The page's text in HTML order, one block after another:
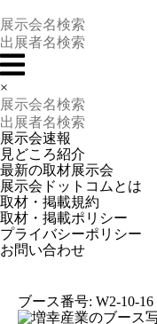
×
展示会速報
見どころ紹介
最新の取材展示会
展示会ドットコムとは
取材・掲載規約
取材・掲載ポリシー
プライバシーポリシー
お問い合わせ
ブース番号: W2-10-16